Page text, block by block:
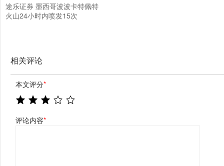
途乐证券 墨西哥波波卡特佩特
火山24小时内喷发15次
相关评论
本文评分*
评论内容*